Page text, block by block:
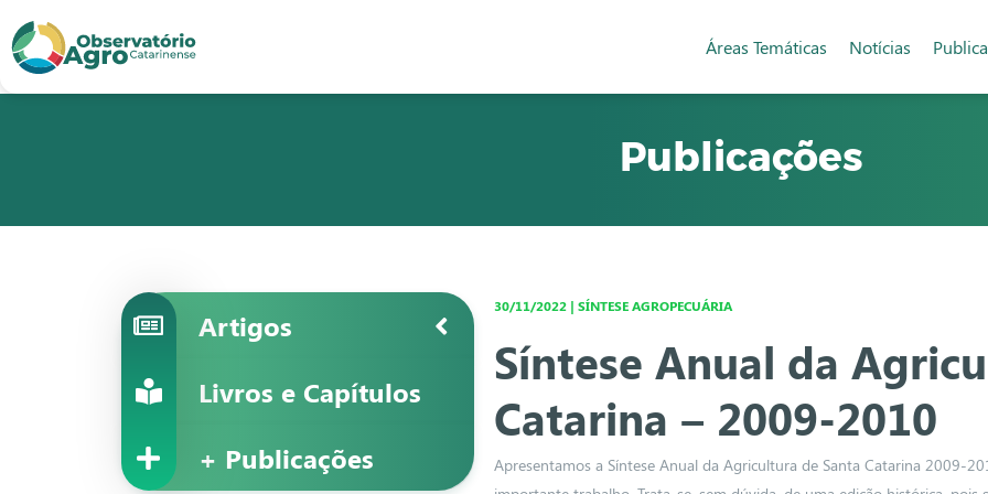
2
3
4
Áreas Temáticas Notícias
Publicações
Artigos
Livros e Capítulos
+ Publicações
30/11/2022 | SÍNTESE AGROPECUÁRIA
Síntese Anual da
Catarina – 2009-2010
Apresentamos a Síntese Anual da Agricultura de Santa Catarina 2009-